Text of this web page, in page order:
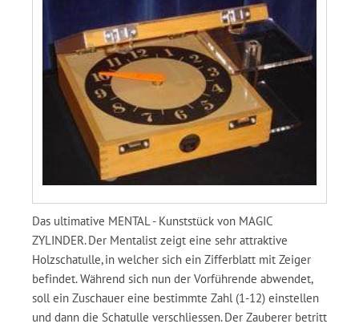
Das ultimative MENTAL - Kunststück von MAGIC
ZYLINDER. Der Mentalist zeigt eine sehr attraktive
Holzschatulle, in welcher sich ein Zifferblatt mit Zeiger
befindet. Während sich nun der Vorführende abwendet,
soll ein Zuschauer eine bestimmte Zahl (1-12) einstellen
und dann die Schatulle verschliessen. Der Zauberer betritt